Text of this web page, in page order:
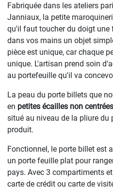
Fabriquée dans les ateliers
Janniaux, la petite
qu'il faut toucher du doigt une
dans vos mains un objet
pièce est unique, car chaque
unique. L'artisan prend soin
au portefeuille qu'il va
La peau du porte billets que
en petites écailles non centrées
situé au niveau de la pliure du
produit.
Fonctionnel, le porte billet est
un porte feuille plat pour
pays. Avec 3 compartiments
carte de crédit ou carte de